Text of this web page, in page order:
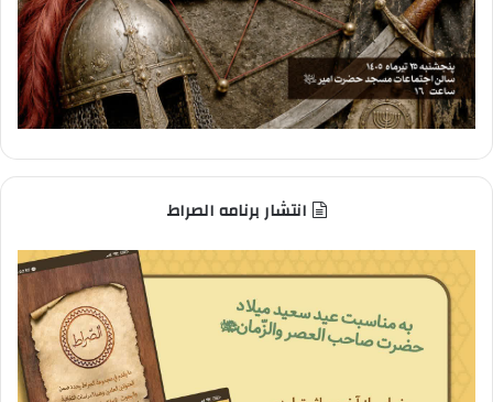
انتشار برنامه الصراط